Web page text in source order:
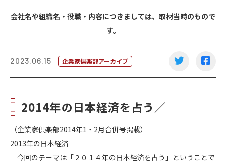
会社名や組織名・役職・内容につきましては、取材当時のもので
す。
2023.06.15 企業家倶楽部アーカイブ
2014年の日本経済を占う／
（企業家倶楽部2014年1・2月合併号掲載）
2013年の日本経済
今回のテーマは「２０１４年の日本経済を占う」ということで